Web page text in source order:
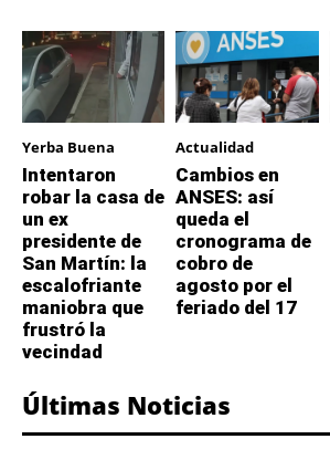
Yerba Buena
Intentaron
robar la casa de
un ex
presidente de
San Martín: la
escalofriante
maniobra que
frustró la
vecindad
Actualidad
Cambios en
ANSES: así
queda el
cronograma de
cobro de
agosto por el
feriado del 17
Últimas Noticias